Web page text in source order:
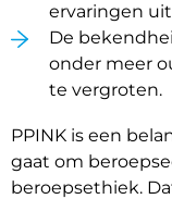
ervaringen
De
onder meer
te vergroten.
PPINK is een
gaat om
beroepsethiek.